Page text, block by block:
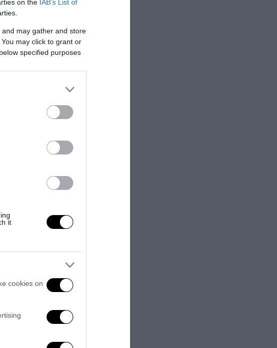
on the IAB’s List of
may gather and store
may click to grant or
specified purposes
it
cookies on
del ciclone.
non ci sia qualche
presidente dell’istituto
primi tredici più importanti
nostri bilanci, siamo
vicentinosi è
di euro sono stati
di Vicenza e tutto il
ad un tribunale. In
sul tracollo
bilancio. Non più solo
sono stati indagati l’ex
operato, con unastruttura
di reati”, ha spiegato il